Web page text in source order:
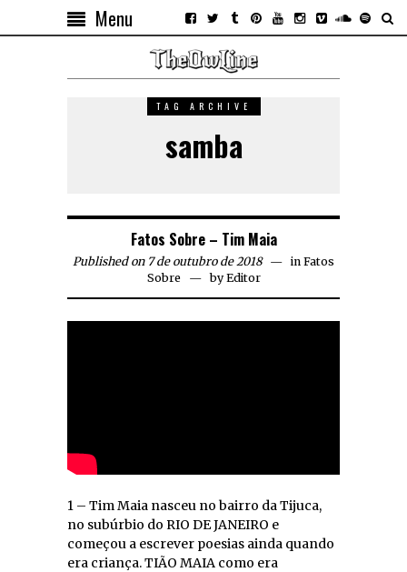
Menu
TAG ARCHIVE
samba
Fatos Sobre – Tim Maia
Published on 7 de outubro de 2018 in Fatos
Sobre
byEditor
1 – Tim Maia nasceu no bairro da Tijuca,
no subúrbio do RIO DE JANEIRO e
começou a escrever poesias ainda quando
era criança. TIÃO MAIA como era